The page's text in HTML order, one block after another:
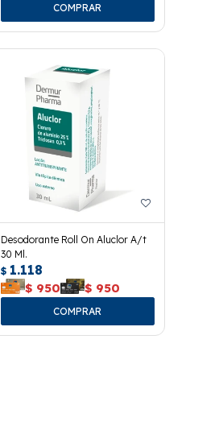
Desodorante Roll On Aluclor A/t
30 Ml.
$ 1.118
$ 950 $ 950